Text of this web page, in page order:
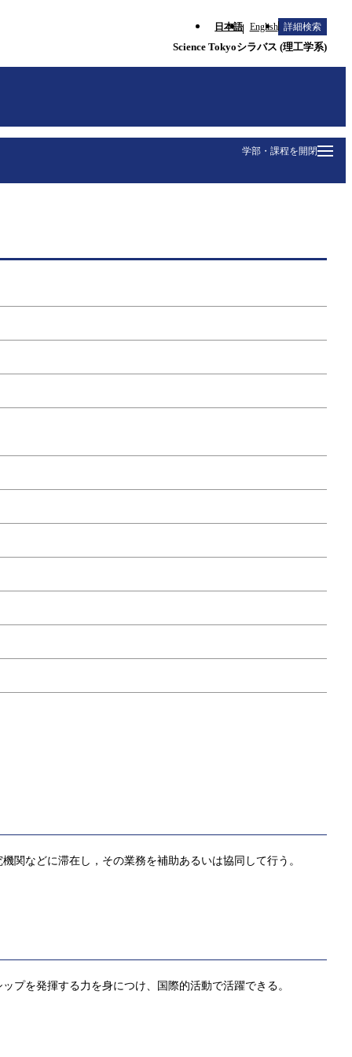
日本語 English 詳細検索
Science Tokyoシラバス (理工学系)
学部・課程を開閉
関などに滞在し，その業務を補助あるいは協同して行う。
プを発揮する力を身につけ、国際的活動で活躍できる。